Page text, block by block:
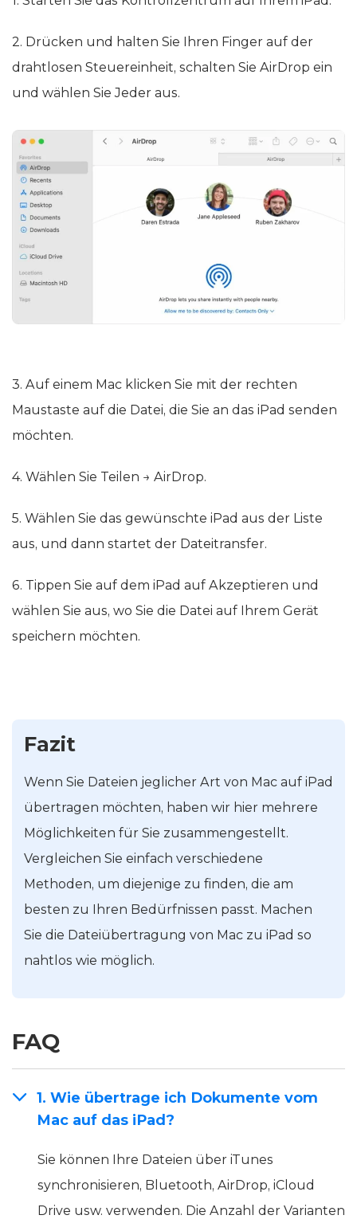
2. Drücken und halten Sie Ihren Finger auf der
drahtlosen Steuereinheit, schalten Sie AirDrop ein
und wählen Sie Jeder aus.
3. Auf einem Mac klicken Sie mit der rechten
Maustaste auf die Datei, die Sie an das iPad senden
möchten.
4. Wählen Sie Teilen → AirDrop.
5. Wählen Sie das gewünschte iPad aus der Liste
aus, und dann startet der Dateitransfer.
6. Tippen Sie auf dem iPad auf Akzeptieren und
wählen Sie aus, wo Sie die Datei auf Ihrem Gerät
speichern möchten.
Fazit
Wenn Sie Dateien jeglicher Art von Mac auf iPad
übertragen möchten, haben wir hier mehrere
Möglichkeiten für Sie zusammengestellt.
Vergleichen Sie einfach verschiedene
Methoden, um diejenige zu finden, die am
besten zu Ihren Bedürfnissen passt. Machen
Sie die Dateiübertragung von Mac zu iPad so
nahtlos wie möglich.
FAQ
1. Wie übertrage ich Dokumente vom
Mac auf das iPad?
Sie können Ihre Dateien über iTunes
synchronisieren, Bluetooth, AirDrop, iCloud
Drive usw. verwenden. Die Anzahl der Varianten